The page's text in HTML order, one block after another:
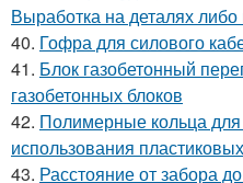
Выработка на деталях
40. Гофра для силового
41. Блок газобетонный
газобетонных блоков
42. Полимерные кольца
использования
43. Расстояние от забора